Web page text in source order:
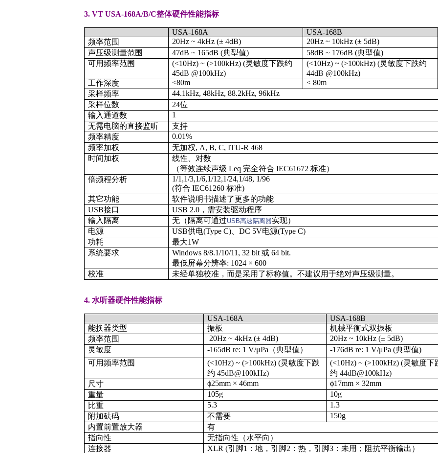
3. VT USA-168A/B/C整体硬件性能指标
USA-168A
USA-168B
频率范围
20Hz ~ 4kHz (± 4dB)
20Hz ~ 10kHz (± 5dB)
声压级测量范围
47dB ~ 165dB (典型值) 58dB ~ 1 76dB (典型值)
可用频率范围
(<10Hz) ~ (>100kHz) (灵敏度下跌约
45dB @100kHz)
(<10Hz) ~ (>100kHz) (灵敏度下跌约
44dB @100kHz)
工作深度
<80m
< 80m
采样频率
44.1kHz, 48kHz, 88.2kHz, 96kHz
采样位数
24位
输入通道数
1
无需电脑的直接监听
支持
频率精度
0.01%
频率加权
无加权, A, B, C, ITU-R 468
时间加权
线性、对数
（等效连续声级 Leq 完全符合 IEC61672 标准）
倍频程分析
1/1,1/3,1/6,1/12,1/24,1/48, 1/96
(符合 IEC61260 标准)
其它功能
软件说明书描述了更多的功能
USB接口
USB 2.0，需安装驱动程序
输入隔离
无（隔离可通过USB高速隔离器实现）
电源
USB供电(Type C) 、DC 5V电源(Type C)
功耗
最大1W
系统要求
Windows 8/8.1/10/11, 32 bit 或 64 bit.
最低屏幕分辨率: 1024 × 600
校准
未经单独校准，而是采用了标称值。不建议用于绝对声压级测量。
4. 水听器硬件性能指标
USA-168A
USA-168B
能换器类型
振板
机械平衡式双振板
频率范围
20Hz ~ 4kHz(± 4dB)
20Hz ~ 10kHz (± 5dB)
灵敏度
-165dB re: 1 V/μPa （典型值）
-176dB re: 1 V/μPa (典型值)
可用频率范围
(<10Hz) ~ (>100kHz) (灵敏度下跌
约 45dB@100kHz)
(<10Hz) ~ (>100kHz) (灵敏度下
约 44dB@100kHz)
尺寸
ϕ25mm × 46mm
ϕ17mm × 32mm
重量
105g
10g
比重
5.3
1.3
附加砝码
不需要
150g
内置前置放大器
有
指向性
无指向性（水平向）
连接器
XLR (引脚1：地，引脚2：热，引脚3：未用；阻抗平衡输出）